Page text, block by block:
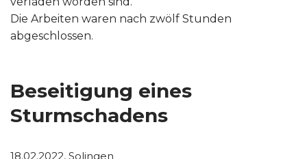
Die Arbeiten waren nach zwölf Stunden
abgeschlossen.
Beseitigung eines
Sturmschadens
18.02.2022, Solingen